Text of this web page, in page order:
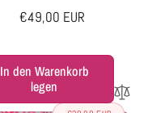
Normaler
€49,00 EUR
In den Warenkorb
legen